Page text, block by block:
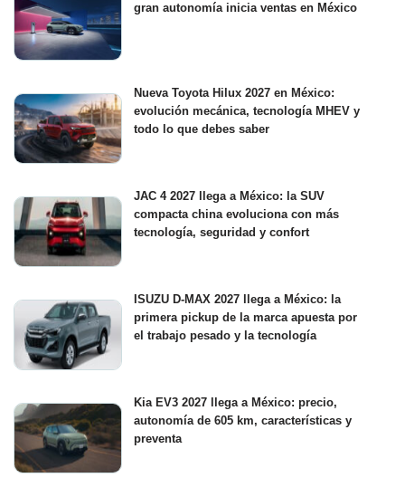
gran autonomía inicia ventas en México
Nueva Toyota Hilux 2027 en México:
evolución mecánica, tecnología MHEV y
todo lo que debes saber
JAC 4 2027 llega a México: la SUV
compacta china evoluciona con más
tecnología, seguridad y confort
ISUZU D-MAX 2027 llega a México: la
primera pickup de la marca apuesta por
el trabajo pesado y la tecnología
Kia EV3 2027 llega a México: precio,
autonomía de 605 km, características y
preventa